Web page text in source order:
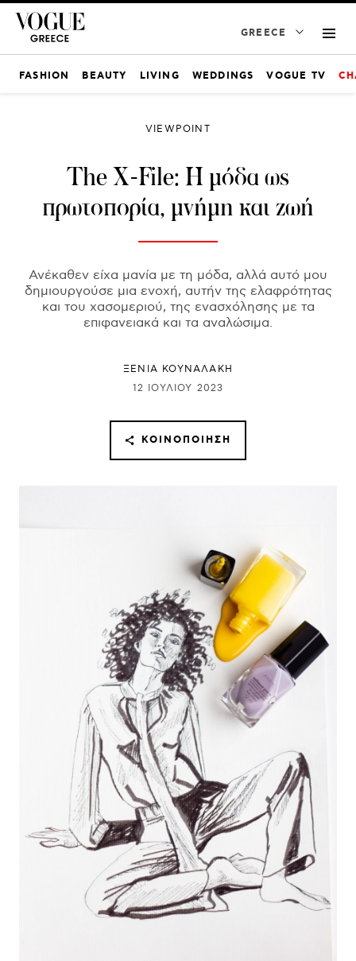
GREECE
FASHION BEAUTY LIVING WEDDINGS VOGUE TV
VIEWPOINT
The X-File: Η μόδα ως
πρωτοπορία, μνήμη και ζωή
Ανέκαθεν είχα μανία με τη μόδα, αλλά αυτό μου
δημιουργούσε μια ενοχή, αυτήν της ελαφρότητας
και του χασομεριού, της ενασχόλησης με τα
επιφανειακά και τα αναλώσιμα.
ΞΕΝΙΑ ΚΟΥΝΑΛΑΚΗ
12 ΙΟΥΛΊΟΥ 2023
ΚΟΙΝΟΠΟΊΗΣΗ